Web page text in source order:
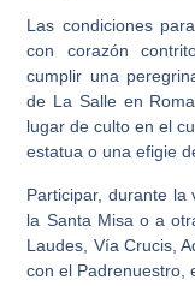
Las condiciones
con corazón
cumplir una
de La Salle en
lugar de culto en el
estatua o una efigie
Participar, durante la
la Santa Misa o a
Laudes, Vía Crucis,
con el Padrenuestro,